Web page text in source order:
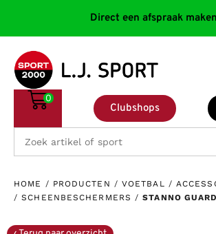
Direct een afspraak maken
Clubshops
0
HOME / PRODUCTEN / VOETBAL /
/SCHEENBESCHERMERS /STANNO